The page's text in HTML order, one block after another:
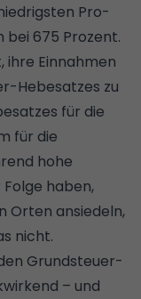
Pro-
bei 675 Prozent.
ihre Einnahmen
Hebesatzes zu
für die
für die
hohe
haben,
Orten ansiedeln,
nicht.
Grundsteuer-
– und